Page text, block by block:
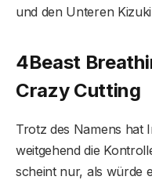
und den Unteren
4Beast
Crazy Cutting
Trotz des Namens hat
weitgehend die
scheint nur, als würde